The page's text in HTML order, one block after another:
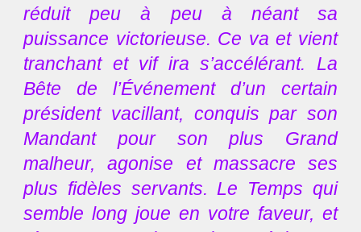
réduit peu à peu à néant sa
puissance victorieuse. Ce va et vient
tranchant et vif ira s’accélérant. La
Bête de l’Événement d’un certain
président vacillant, conquis par son
Mandant pour son plus Grand
malheur, agonise et massacre ses
plus fidèles servants. Le Temps qui
semble long joue en votre faveur, et